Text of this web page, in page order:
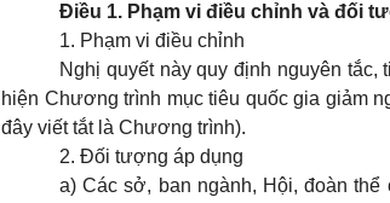
Điều 1. Phạm vi điều chỉnh và đối
1. Phạm vi điều chỉnh
Nghị quyết này quy định nguyên
hiện Chương trình mục tiêu quốc gia giảm
đây viết tắt là Chương trình).
2. Đối tượng áp dụng
a) Các sở, ban ngành, Hội, đoàn